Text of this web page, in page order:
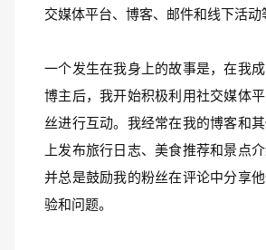
交媒体平台、博客、邮件和线下活动
一个发生在我身上的故事是，在我
博主后，我开始积极利用社交媒体
丝进行互动。我经常在我的博客和
上发布旅行日志、美食推荐和景点介
并总是鼓励我的粉丝在评论中分享
验和问题。